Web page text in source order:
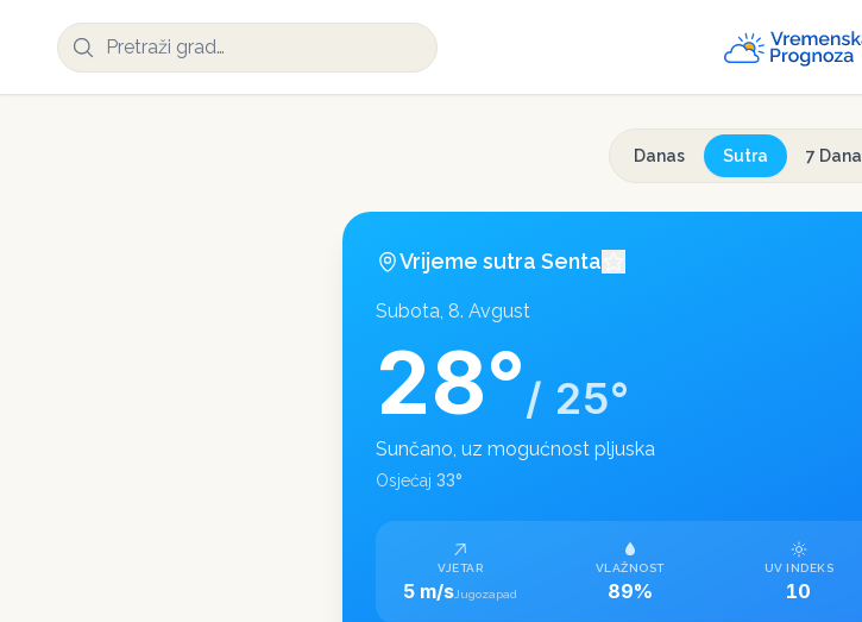
Danas Sutra 7 Dana
Vrijeme sutra Senta
Subota, 8. Avgust
28°/ 25°
Sunčano, uz mogućnost pljuska
Osjećaj 33°
VJETAR
5 m/sJugozapad
VLAŽNOST
89%
UV INDEKS
10